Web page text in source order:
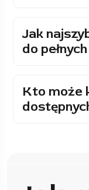
Jak
do
Kto może